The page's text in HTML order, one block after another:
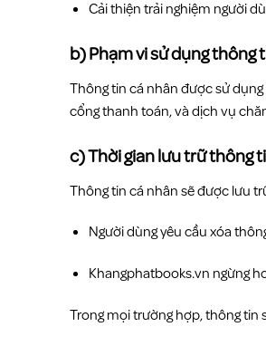
Cải thiện trải nghiệm người
b) Phạm vi sử dụng thông
Thông tin cá nhân được sử dụng
cổng thanh toán, và dịch vụ
c) Thời gian lưu trữ thông
Thông tin cá nhân sẽ được lưu
Người dùng yêu cầu xóa
Khangphatbooks.vn ngừng
Trong mọi trường hợp, thông